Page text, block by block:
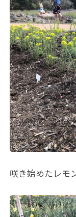
咲き始めたレモ